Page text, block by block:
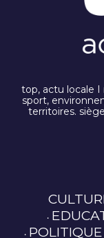
top, actu locale I
sport,
territoires.
POLITIQUE